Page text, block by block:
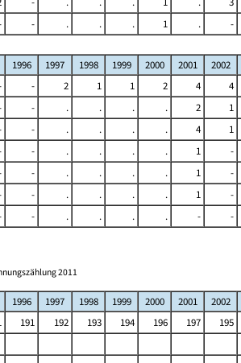
- . . . 1 . -
1996 1997 1998 1999 2000 2001 2002
- 2 1 1 2 4 4
- . . . . 2 1
- . . . . 4 1
- . . . . 1 -
- . . . . 1 -
- . . . . 1 -
- . . . . - -
2011
1996 1997 1998 1999 2000 2001 2002
191 192 193 194 196 197 195